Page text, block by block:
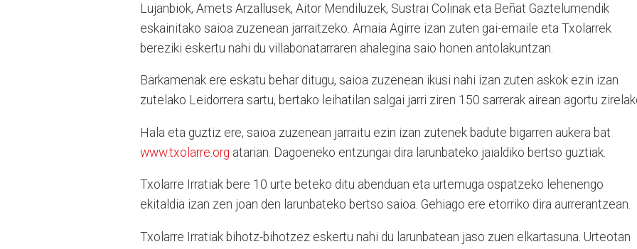
Lujanbiok, Amets Arzallusek, Aitor Mendiluzek, Sustrai Colinak eta Beñat Gaztelumendik
eskainitako saioa zuzenean jarraitzeko. Amaia Agirre izan zuten gai-emaile eta Txolarrek
bereziki eskertu nahi du villabonatarraren ahalegina saio honen antolakuntzan.
Barkamenak ere eskatu behar ditugu, saioa zuzenean ikusi nahi izan zuten askok ezin izan
zutelako Leidorrera sartu, bertako leihatilan salgai jarri ziren 150 sarrerak airean agortu
Hala eta guztiz ere, saioa zuzenean jarraitu ezin izan zutenek badute bigarren aukera bat
www.txolarre.org atarian. Dagoeneko entzungai dira larunbateko jaialdiko bertso guztiak.
Txolarre Irratiak bere 10 urte beteko ditu abenduan eta urtemuga ospatzeko lehenengo
ekitaldia izan zen joan den larunbateko bertso saioa. Gehiago ere etorriko dira aurrerantzean.
Txolarre Irratiak bihotz-bihotzez eskertu nahi du larunbatean jaso zuen elkartasuna. Urteotan